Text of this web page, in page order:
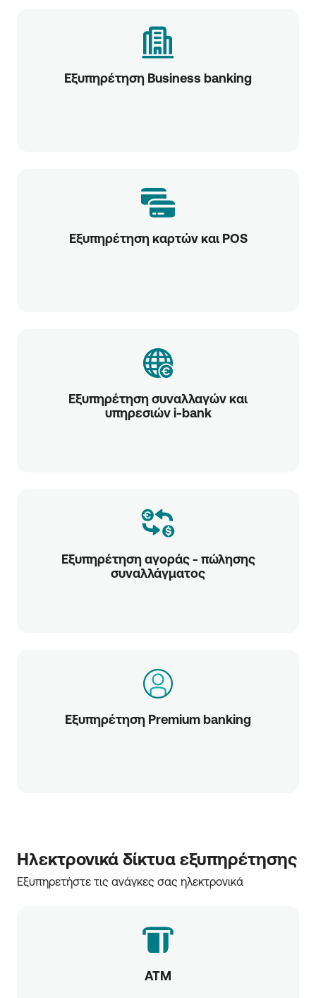
Εξυπηρέτηση Business banking
Εξυπηρέτηση καρτών και POS
Εξυπηρέτηση συναλλαγών και
υπηρεσιών i-bank
Εξυπηρέτηση αγοράς - πώλησης
συναλλάγματος
Εξυπηρέτηση Premium banking
Ηλεκτρονικά δίκτυα εξυπηρέτησης
Εξυπηρετήστε τις ανάγκες σας ηλεκτρονικά
ATM